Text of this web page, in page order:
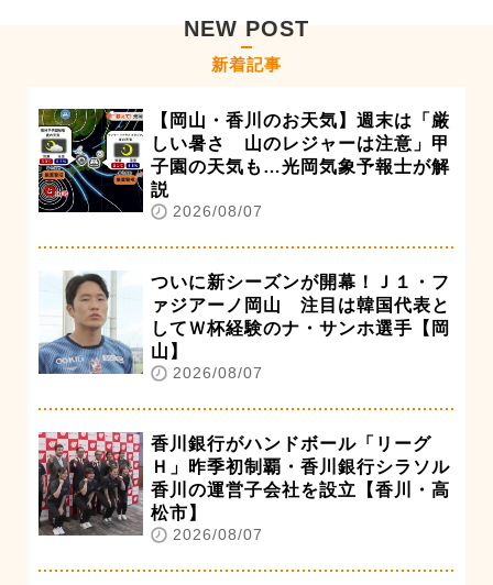
NEW POST
新着記事
【岡山・香川のお天気】週末は「厳
しい暑さ 山のレジャーは注意」甲
子園の天気も…光岡気象予報士が解
説
2026/08/07
ついに新シーズンが開幕！Ｊ１・フ
ァジアーノ岡山 注目は韓国代表と
してＷ杯経験のナ・サンホ選手【岡
山】
2026/08/07
香川銀行がハンドボール「リーグ
Ｈ」昨季初制覇・香川銀行シラソル
香川の運営子会社を設立【香川・高
松市】
2026/08/07